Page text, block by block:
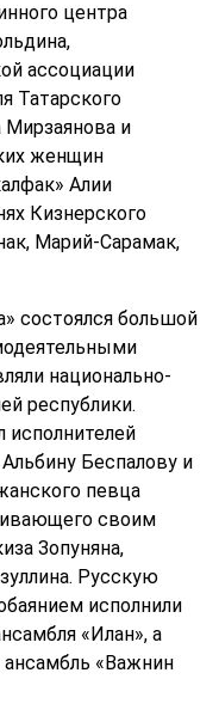
центра
ассоциации
Татарского
и
женщин
Алии
Кизнерского
Марий-Сарамак,
состоялся большой
национально-
республики.
исполнителей
Беспалову и
певца
своим
Зопуняна,
Русскую
исполнили
«Илан», а
«Важнин